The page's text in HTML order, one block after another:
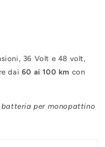
36 Volt e 48 volt,
dai 60 ai 100 km con
batteria per monopattino